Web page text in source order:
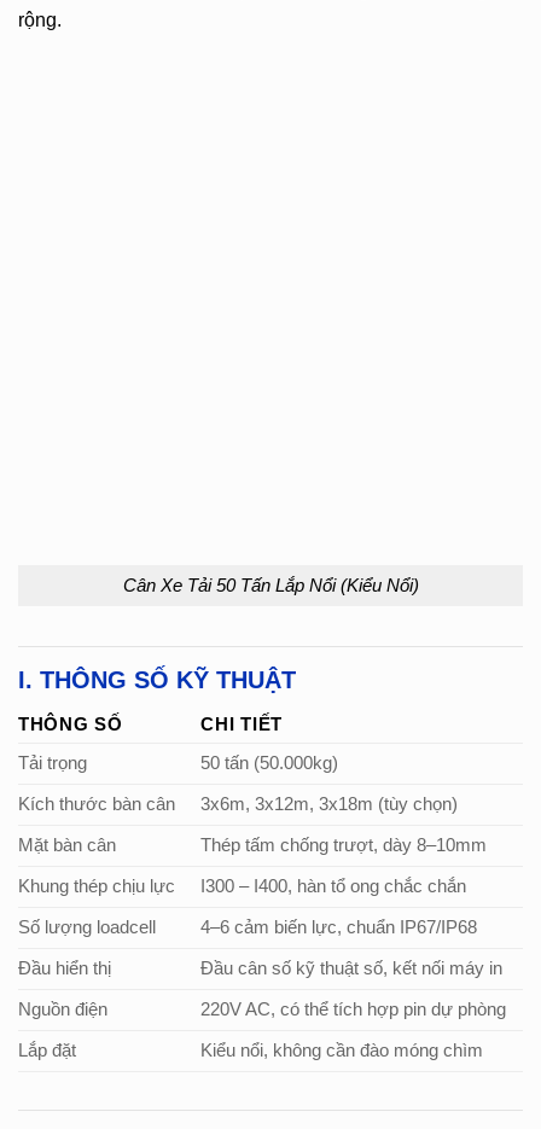
rộng.
Cân Xe Tải 50 Tấn Lắp Nổi (Kiểu Nổi)
I. THÔNG SỐ KỸ THUẬT
THÔNG SỐ
CHI TIẾT
Tải trọng
50 tấn (50.000kg)
Kích thước bàn cân 3x6m, 3x12m, 3x18m (tùy chọn)
Mặt bàn cân Thép tấm chống trượt, dày 8–10mm
Khung thép chịu lực I300 – I400, hàn tổ ong chắc chắn
Số lượng loadcell 4–6 cảm biến lực, chuẩn IP67/IP68
Đầu hiển thị Đầu cân số kỹ thuật số, kết nối máy in
Nguồn điện 220V AC, có thể tích hợp pin dự phòng
Lắp đặt Kiểu nổi, không cần đào móng chìm